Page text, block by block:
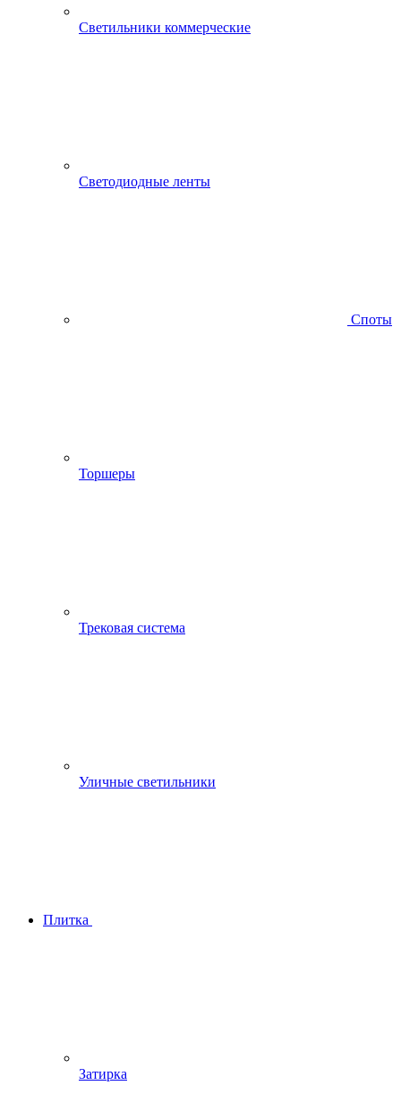
Светильники коммерческие
Светодиодные ленты
Споты
Торшеры
Трековая система
Уличные светильники
Плитка
Затирка